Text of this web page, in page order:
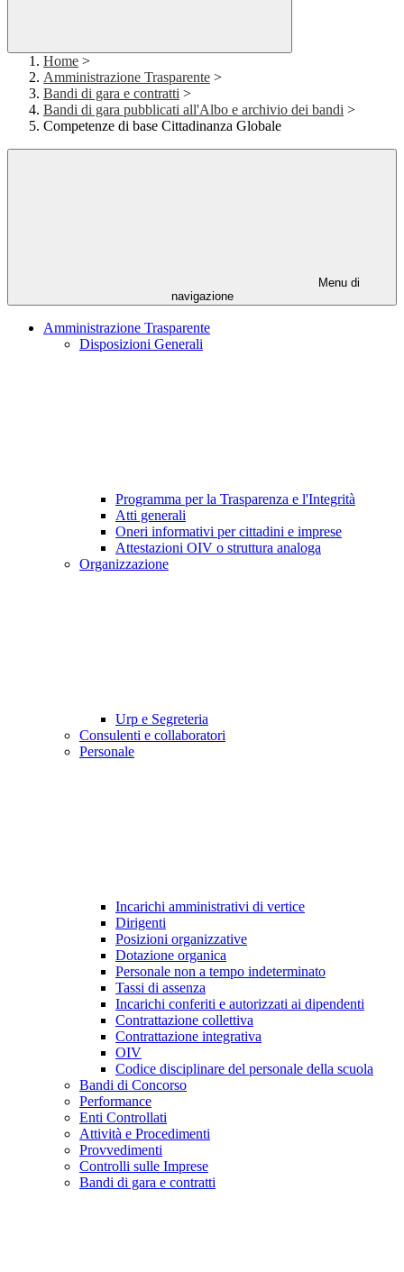
Home >
Amministrazione Trasparente >
Bandi di gara e contratti >
Bandi di gara pubblicati all'Albo e archivio dei bandi >
Competenze di base Cittadinanza Globale
Menu di
navigazione
Amministrazione Trasparente
Disposizioni Generali
Programma per la Trasparenza e l'Integrità
Atti generali
Oneri informativi per cittadini e imprese
Attestazioni OIV o struttura analoga
Organizzazione
Urp e Segreteria
Consulenti e collaboratori
Personale
Incarichi amministrativi di vertice
Dirigenti
Posizioni organizzative
Dotazione organica
Personale non a tempo indeterminato
Tassi di assenza
Incarichi conferiti e autorizzati ai dipendenti
Contrattazione collettiva
Contrattazione integrativa
OIV
Codice disciplinare del personale della scuola
Bandi di Concorso
Performance
Enti Controllati
Attività e Procedimenti
Provvedimenti
Controlli sulle Imprese
Bandi di gara e contratti